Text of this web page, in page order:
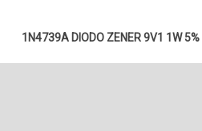
1N4739A DIODO ZENER 9V1 1W 5%